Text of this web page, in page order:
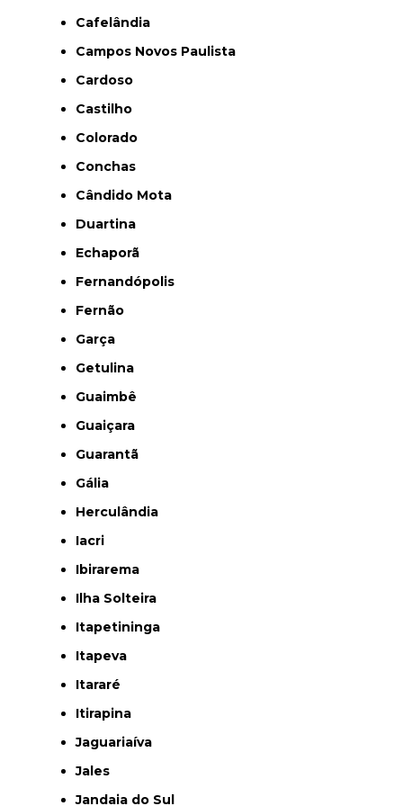
Cafelândia
Campos Novos Paulista
Cardoso
Castilho
Colorado
Conchas
Cândido Mota
Duartina
Echaporã
Fernandópolis
Fernão
Garça
Getulina
Guaimbê
Guaiçara
Guarantã
Gália
Herculândia
Iacri
Ibirarema
Ilha Solteira
Itapetininga
Itapeva
Itararé
Itirapina
Jaguariaíva
Jales
Jandaia do Sul